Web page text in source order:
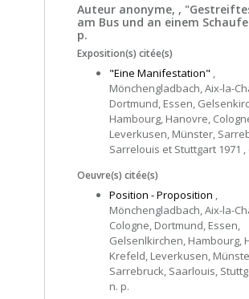
Auteur anonyme, ,
am Bus und an einem
p.
Exposition(s) citée(s)
"Eine Manifestation" ,
Mönchengladbach, Aix-la-
Dortmund, Essen,
Hambourg, Hanovre,
Leverkusen, Münster,
Sarrelouis et Stuttgart 1971 ,
Oeuvre(s) citée(s)
Position - Proposition ,
Mönchengladbach, Aix-la-
Cologne, Dortmund, Essen,
Gelsenlkirchen, Hambourg,
Krefeld, Leverkusen,
Sarrebruck, Saarlouis,
n. p.